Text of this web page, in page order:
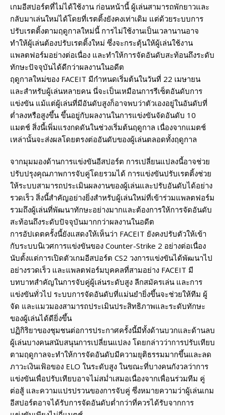
เกมอีสปอร์ตที่ไม่ได้ใช้งาน ก่อนหน้านี้ ผู้เล่นสามารถพักยาวและ
กลับมาเล่นใหม่ได้โดยที่เรตติ้งยังคงเท่าเดิม แต่ด้วยระบบการ
ปรับเรตติ้งตามฤดูกาลใหม่นี้ การไม่ใช้งานเป็นเวลานานอาจ
ทำให้ผู้เล่นต้องปรับเรตติ้งใหม่ ซึ่งจะกระตุ้นให้ผู้เล่นใช้งาน
แพลตฟอร์มอย่างต่อเนื่อง และทำให้การจัดอันดับสะท้อนถึงระดับ
ทักษะปัจจุบันได้ดีกว่าผลงานในอดีต
ฤดูกาลใหม่ของ FACEIT มีกำหนดเริ่มต้นในวันที่ 22 เมษายน
และสำหรับผู้เล่นหลายคน นี่จะเป็นเหมือนการรีเซ็ตอันดับการ
แข่งขัน แม้แต่ผู้เล่นที่มีอันดับสูงก็อาจพบว่าตัวเองอยู่ในอันดับที่
ต่ำลงหรือสูงขึ้น ขึ้นอยู่กับผลงานในการแข่งขันจัดอันดับ 10
แมตช์ สิ่งนี้เพิ่มแรงกดดันในช่วงเริ่มต้นฤดูกาล เนื่องจากแมตช์
เหล่านั้นจะส่งผลโดยตรงต่ออันดับของผู้เล่นตลอดทั้งฤดูกาล
จากมุมมองด้านการแข่งขันอีสปอร์ต การเปลี่ยนแปลงนี้อาจช่วย
ปรับปรุงคุณภาพการจับคู่โดยรวมได้ การแข่งขันปรับเรตติ้งช่วย
ให้ระบบสามารถประเมินผลงานของผู้เล่นและปรับอันดับได้อย่าง
รวดเร็ว สิ่งนี้สำคัญอย่างยิ่งสำหรับผู้เล่นใหม่ที่เข้าร่วมแพลตฟอร์ม
รวมถึงผู้เล่นที่พัฒนาทักษะอย่างมากและต้องการให้การจัดอันดับ
สะท้อนถึงระดับปัจจุบันมากกว่าผลงานในอดีต
การอัปเดตครั้งนี้ยังแสดงให้เห็นว่า FACEIT ยังคงปรับตัวให้เข้า
กับระบบนิเวศการแข่งขันของ Counter-Strike 2 อย่างต่อเนื่อง
นับตั้งแต่การเปิดตัวเกมอีสปอร์ต CS2 วงการแข่งขันได้พัฒนาไป
อย่างรวดเร็ว และแพลตฟอร์มบุคคลที่สามอย่าง FACEIT มี
บทบาทสำคัญในการจับคู่ผู้เล่นระดับสูง ลีกสมัครเล่น และการ
แข่งขันทั่วไป ระบบการจัดอันดับที่แม่นยำยิ่งขึ้นจะช่วยให้ทีม ผู้
จัด และแมวมองสามารถประเมินประสิทธิภาพและระดับทักษะ
ของผู้เล่นได้ดียิ่งขึ้น
ปฏิกิริยาของชุมชนต่อการประกาศครั้งนี้มีทั้งด้านบวกและด้านลบ
ผู้เล่นบางคนสนับสนุนการเปลี่ยนแปลง โดยกล่าวว่าการปรับเทียบ
ตามฤดูกาลจะทำให้การจัดอันดับมีความยุติธรรมมากขึ้นและลด
ภาวะเงินเฟ้อของ ELO ในระดับสูง ในขณะที่บางคนกังวลว่าการ
แข่งขันเพื่อปรับเทียบอาจไม่สม่ำเสมอเนื่องจากเพื่อนร่วมทีม คู่
ต่อสู้ และความแปรปรวนของการจับคู่ ซึ่งหมายความว่าผู้เล่นเกม
อีสปอร์ตอาจได้รับการจัดอันดับต่ำกว่าที่ควรได้รับจากการ